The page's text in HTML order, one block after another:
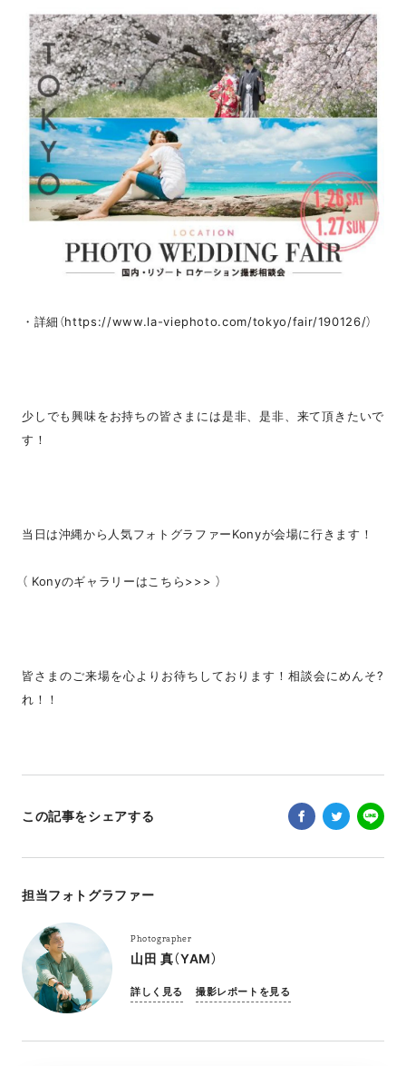
・詳細（https://www.la-viephoto.com/tokyo/fair/190126/）
少しでも興味をお持ちの皆さまには是非、是非、来て頂きたいで
す！
当日は沖縄から人気フォトグラファーKonyが会場に行きます！
（ Konyのギャラリーはこちら>>> ）
皆さまのご来場を心よりお待ちしております！相談会にめんそ?
れ！！
この記事をシェアする
担当フォトグラファー
Photographer
山田 真（YAM）
詳しく見る 撮影レポートを見る